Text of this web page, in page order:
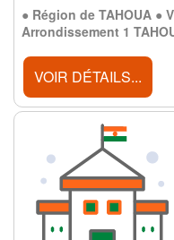
● Région de TAHOUA ●
Arrondissement 1
VOIR DÉTAILS...